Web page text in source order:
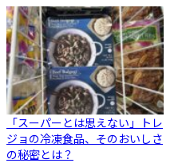
「スーパーとは思えない」トレ
ジョの冷凍食品、そのおいしさ
の秘密とは？